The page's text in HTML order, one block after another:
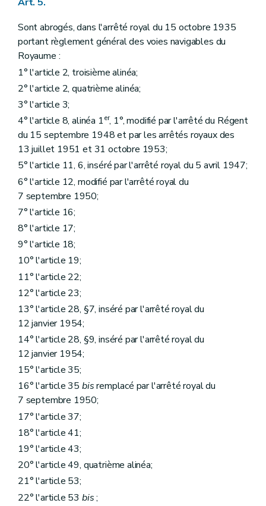
Art. 5.
Sont abrogés, dans l'arrêté royal du 15 octobre 1935
portant règlement général des voies navigables du
Royaume :
1° l'article 2, troisième alinéa;
2° l'article 2, quatrième alinéa;
3° l'article 3;
4° l'article 8, alinéa 1er, 1°, modifié par l'arrêté du Régent
du 15 septembre 1948 et par les arrêtés royaux des
13 juillet 1951 et 31 octobre 1953;
5° l'article 11, 6, inséré par l'arrêté royal du 5 avril 1947;
6° l'article 12, modifié par l'arrêté royal du
7 septembre 1950;
7° l'article 16;
8° l'article 17;
9° l'article 18;
10° l'article 19;
11° l'article 22;
12° l'article 23;
13° l'article 28, §7, inséré par l'arrêté royal du
12 janvier 1954;
14° l'article 28, §9, inséré par l'arrêté royal du
12 janvier 1954;
15° l'article 35;
16° l'article 35 bisremplacé par l'arrêté royal du
7 septembre 1950;
17° l'article 37;
18° l'article 41;
19° l'article 43;
20° l'article 49, quatrième alinéa;
21° l'article 53;
22° l'article 53 bis;